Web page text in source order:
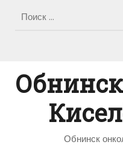
Обнинск